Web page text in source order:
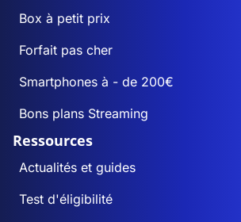
Box à petit prix
Forfait pas cher
Smartphones à - de 200€
Bons plans Streaming
Ressources
Actualités et guides
Test d'éligibilité